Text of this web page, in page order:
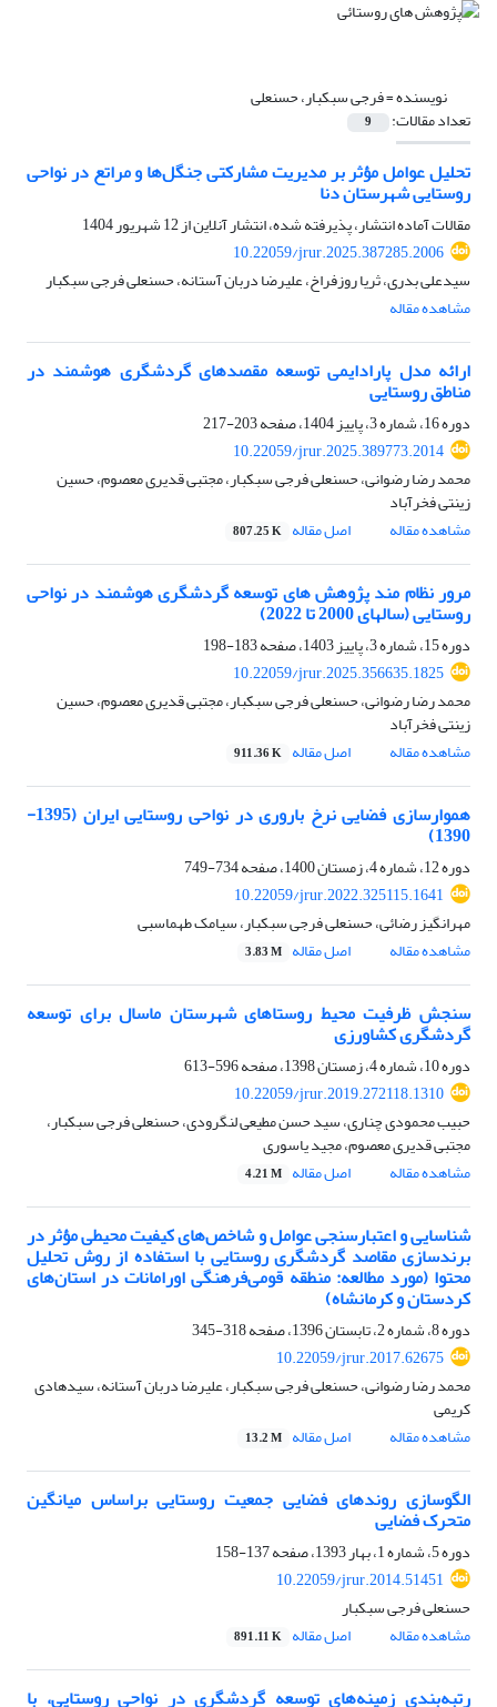
نویسنده =فرجی سبکبار، حسنعلی
تعداد مقالات: 9
تحلیل عوامل مؤثر بر مدیریت مشارکتی جنگل‌ها و مراتع در نواحی
روستایی شهرستان دنا
مقالات آماده انتشار، پذیرفته شده، انتشار آنلاین از12 شهریور 1404
10.22059/jrur.2025.387285.2006
سیدعلی بدری، ثریا روزفراخ، علیرضا دربان آستانه، حسنعلی فرجی سبکبار
مشاهده مقاله
ارائه مدل پارادایمی توسعه مقصدهای گردشگری هوشمند در
مناطق روستایی
دوره 16، شماره 3، پاییز 1404، صفحه
203-217
10.22059/jrur.2025.389773.2014
محمد رضا رضوانی، حسنعلی فرجی سبکبار، مجتبی قدیری معصوم، حسین
زینتی فخرآباد
مشاهده مقاله
اصل مقاله 807.25 K
مرور نظام مند پژوهش های توسعه گردشگری هوشمند در نواحی
روستایی (سالهای 2000 تا 2022)
دوره 15، شماره 3، پاییز 1403، صفحه
183-198
10.22059/jrur.2025.356635.1825
محمد رضا رضوانی، حسنعلی فرجی سبکبار، مجتبی قدیری معصوم، حسین
زینتی فخرآباد
مشاهده مقاله
اصل مقاله 911.36 K
هموارسازی فضایی نرخ باروری در نواحی روستایی ایران (1395-
1390)
دوره 12، شماره 4، زمستان 1400، صفحه
734-749
10.22059/jrur.2022.325115.1641
مهرانگیز رضائی، حسنعلی فرجی سبکبار، سیامک طهماسبی
مشاهده مقاله
اصل مقاله 3.83 M
سنجش ظرفیت محیط روستاهای شهرستان ماسال برای توسعه
گردشگری کشاورزی
دوره 10، شماره 4، زمستان 1398، صفحه
596-613
10.22059/jrur.2019.272118.1310
حبیب محمودی چناری، سید حسن مطیعی لنگرودی، حسنعلی فرجی سبکبار،
مجتبی قدیری معصوم، مجید یاسوری
مشاهده مقاله
اصل مقاله 4.21 M
شناسایی و اعتبارسنجی عوامل و شاخص‌های کیفیت محیطی مؤثر در
برندسازی مقاصد گردشگری روستایی با استفاده از روش تحلیل
محتوا (مورد مطالعه: منطقه قومی‌فرهنگی اورامانات در استان‌های
کردستان و کرمانشاه)
دوره 8، شماره 2، تابستان 1396، صفحه
318-345
10.22059/jrur.2017.62675
محمد رضا رضوانی، حسنعلی فرجی سبکبار، علیرضا دربان آستانه، سیدهادی
کریمی
مشاهده مقاله
اصل مقاله 13.2 M
الگوسازی روندهای فضایی جمعیت روستایی براساس میانگین
متحرک فضایی
دوره 5، شماره 1، بهار 1393، صفحه
137-158
10.22059/jrur.2014.51451
حسنعلی فرجی سبکبار
مشاهده مقاله
اصل مقاله 891.11 K
رتبه‌بندی زمینه‌های توسعه گردشگری در نواحی روستایی، با